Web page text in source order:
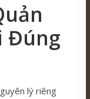
Đúng
lý riêng